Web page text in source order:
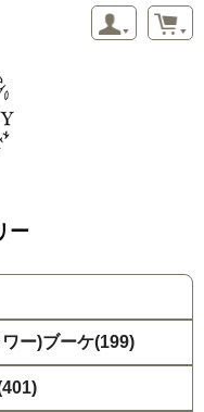
ー
ー)ブーケ(199)